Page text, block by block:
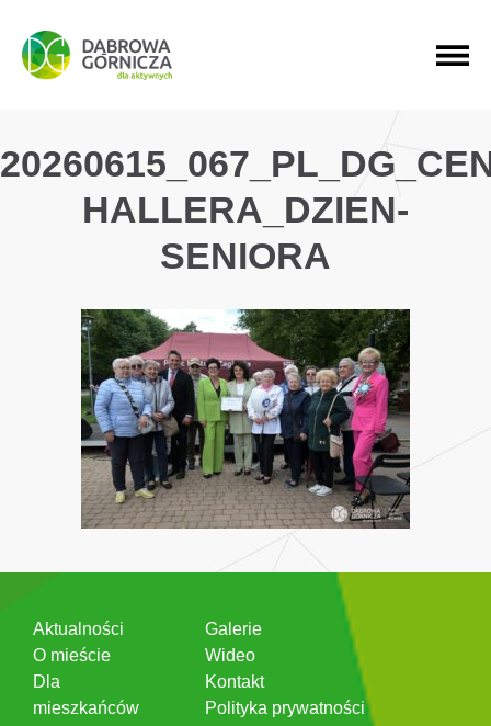
PRZEJDŹ DO MENU GŁÓWNEGO
PRZEJDŹ DO WYSZUKIWARKI
PRZEJDŹ DO TREŚCI
HALLERA_DZIEN-
SENIORA
Aktualności
O mieście
Dla
mieszkańców
Galerie
Wideo
Kontakt
Polityka prywatności